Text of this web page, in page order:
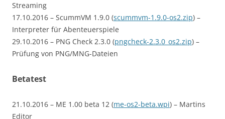
Streaming
17.10.2016 – ScummVM 1.9.0 (scummvm-1.9.0-os2.zip) –
Interpreter für Abenteuerspiele
29.10.2016 – PNG Check 2.3.0 (pngcheck-2.3.0_os2.zip) –
Prüfung von PNG/MNG-Dateien
Betatest
21.10.2016 – ME 1.00 beta 12 (me-os2-beta.wpi) – Martins
Editor